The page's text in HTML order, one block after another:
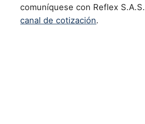
comuníquese con Reflex
canal de cotización.